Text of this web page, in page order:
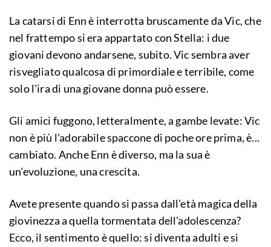
La catarsi di Enn è interrotta bruscamente da Vic, che
nel frattempo si era appartato con Stella: i due
giovani devono andarsene, subito. Vic sembra aver
risvegliato qualcosa di primordiale e terribile, come
solo l'ira di una giovane donna può essere.
Gli amici fuggono, letteralmente, a gambe levate: Vic
non è più l'adorabile spaccone di poche ore prima, è...
cambiato. Anche Enn è diverso, ma la sua è
un'evoluzione, una crescita.
Avete presente quando si passa dall'età magica della
giovinezza a quella tormentata dell'adolescenza?
Ecco, il sentimento è quello: si diventa adulti e si